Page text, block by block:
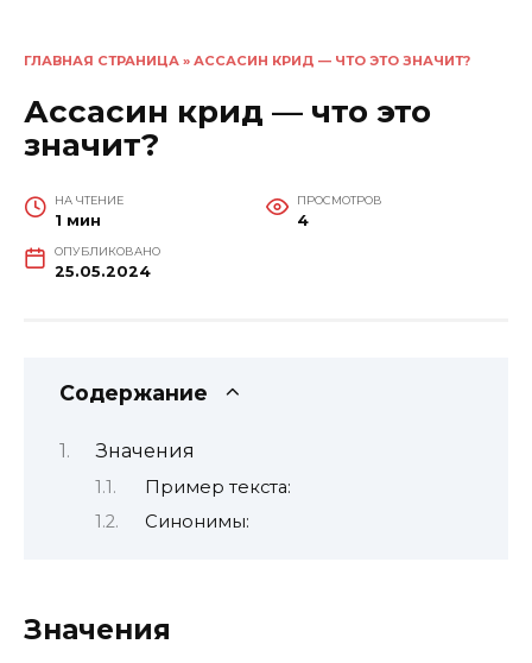
ГЛАВНАЯ СТРАНИЦА » АССАСИН КРИД — ЧТО ЭТО ЗНАЧИТ?
Ассасин крид — что это
значит?
НА ЧТЕНИЕ
1 мин
ПРОСМОТРОВ
4
ОПУБЛИКОВАНО
25.05.2024
Содержание
Значения
Пример текста:
Синонимы:
Значения